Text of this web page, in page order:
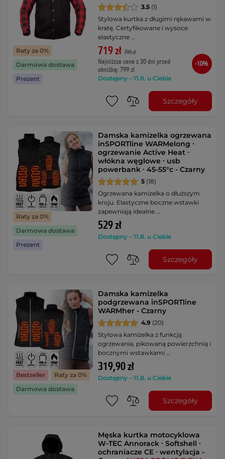
Raty za 0%
Darmowa dostawa
Prezent
3.5 (1)
Stylowa kurtka z długimi rękawami w
kratę. Certyfikowane i wysoce
elastyczne …
719 zł 799 zł
Najniższa cena z 30 dni przed
obniżką: 799 zł
Dostępny – 11.8. u Ciebie
-10%
Szczegóły
Raty za 0%
Darmowa dostawa
Prezent
Damska kamizelka ogrzewana
inSPORTline WARMelong ∙
ogrzewanie Active Heat ∙
włókna węglowe ∙ usb
powerbank ∙ 45-55°c - Czarny
5 (18)
Ogrzewana kamizelka o dłuższym
kroju. Elastyczne boczne wstawki
zapewniają idealne …
529 zł
Dostępny – 11.8. u Ciebie
Szczegóły
Bestseller
Raty za 0%
Darmowa dostawa
Damska kamizelka
podgrzewana inSPORTline
WARMher - Czarny
4.9 (20)
Stylowa kamizelka z funkcją
ogrzewania, pikowaną powierzchnią i
bocznymi wstawkami …
319,90 zł
Dostępny – 11.8. u Ciebie
Szczegóły
Męska kurtka motocyklowa
W-TEC Annorack ∙ Softshell ∙
ochraniacze CE ∙ wentylacja -